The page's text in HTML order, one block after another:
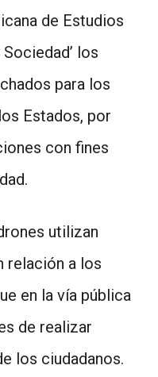
de Estudios
los
para los
Estados, por
con fines
utilizan
relación a los
en la vía pública
de realizar
los ciudadanos.